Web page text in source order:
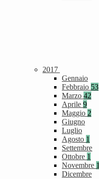
2017
Gennaio
Febbraio 53
Marzo 42
Aprile 9
Maggio 2
Giugno
Luglio
Agosto 1
Settembre
Ottobre 1
Novembre 1
Dicembre